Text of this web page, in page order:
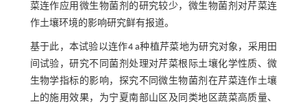
菜连作应用微生物菌剂的研究较少，微生物菌剂对芹菜连
作土壤环境的影响研究鲜有报道。
基于此，本试验以连作4 a种植芹菜地为研究对象，采用田
间试验，研究不同菌剂处理对芹菜根际土壤化学性质、微
生物学指标的影响，探究不同微生物菌剂在芹菜连作土壤
上的施用效果，为宁夏南部山区及同类地区蔬菜高质量、